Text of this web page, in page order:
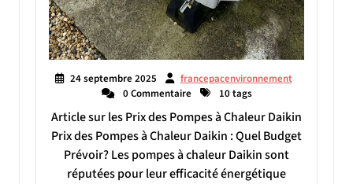
24 septembre 2025
francepacenvironnement
0 Commentaire
10 tags
Article sur les Prix des Pompes à Chaleur Daikin
Prix des Pompes à Chaleur Daikin : Quel Budget
Prévoir? Les pompes à chaleur Daikin sont
réputées pour leur efficacité énergétique